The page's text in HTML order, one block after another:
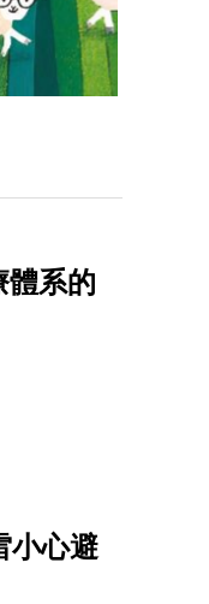
體系的
小心避